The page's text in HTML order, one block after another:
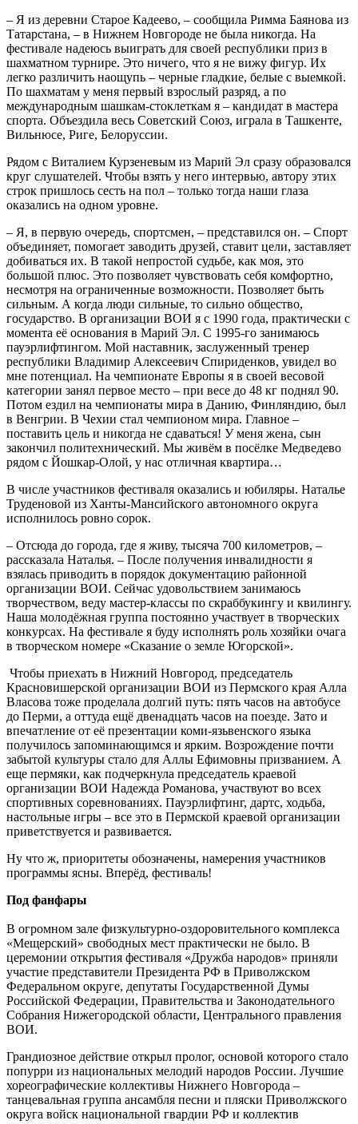
– Я из деревни Старое Кадеево, – сообщила Римма Баянова из
Татарстана, – в Нижнем Новгороде не была никогда. На
фестивале надеюсь выиграть для своей республики приз в
шахматном турнире. Это ничего, что я не вижу фигур. Их
легко различить наощупь – черные гладкие, белые с выемкой.
По шахматам у меня первый взрослый разряд, а по
международным шашкам-стоклеткам я – кандидат в мастера
спорта. Объездила весь Советский Союз, играла в Ташкенте,
Вильнюсе, Риге, Белоруссии.
Рядом с Виталием Курзеневым из Марий Эл сразу образовался
круг слушателей. Чтобы взять у него интервью, автору этих
строк пришлось сесть на пол – только тогда наши глаза
оказались на одном уровне.
– Я, в первую очередь, спорт­смен, – представился он. – Спорт
объединяет, помогает заводить друзей, ставит цели, заставляет
добиваться их. В такой непростой судьбе, как моя, это
большой плюс. Это позволяет чувствовать себя комфортно,
несмотря на ограниченные возможности. Позволяет быть
сильным. А когда люди сильные, то сильно общество,
государство. В организации ВОИ я с 1990 года, практически с
момента её основания в Марий Эл. С 1995-го занимаюсь
пауэрлифтингом. Мой наставник, заслуженный тренер
республики Владимир Алексеевич Спириденков, увидел во
мне потенциал. На чемпионате Европы я в своей весовой
категории занял первое место – при весе до 48 кг поднял 90.
Потом ездил на чемпионаты мира в Данию, Финляндию, был
в Венгрии. В Чехии стал чемпионом мира. Главное –
поставить цель и никогда не сдаваться! У меня жена, сын
закончил политехнический. Мы живём в посёлке Медведево
рядом с Йошкар-Олой, у нас отличная квартира…
В числе участников фестиваля оказались и юбиляры. Наталье
Труденовой из Ханты-Мансийского автономного округа
исполнилось ровно сорок.
– Отсюда до города, где я живу, тысяча 700 километров, –
рассказала Наталья. – После получения инвалидности я
взялась приводить в порядок документацию районной
организации ВОИ. Сейчас удовольствием занимаюсь
творчеством, веду мастер-классы по скраббукингу и квилингу.
Наша молодёжная группа постоянно участвует в творческих
конкурсах. На фестивале я буду исполнять роль хозяйки очага
в творческом номере «Сказание о земле Югорской».
Чтобы приехать в Нижний Новгород, председатель
Красновишерской организации ВОИ из Пермского края Алла
Власова тоже проделала долгий путь: пять часов на автобусе
до Перми, а оттуда ещё двенадцать часов на поезде. Зато и
впечатление от её презентации коми-язьвенского языка
получилось запоминающимся и ярким. Возрождение почти
забытой культуры стало для Аллы Ефимовны призванием. А
еще пермяки, как подчеркнула председатель краевой
организации ВОИ Надежда Романова, участвуют во всех
спортивных соревнованиях. Пауэрлифтинг, дартс, ходьба,
настольные игры – все это в Пермской краевой организации
приветствуется и развивается.
Ну что ж, приоритеты обозначены, намерения участников
программы ясны. Вперёд, фестиваль!
Под фанфары
В огромном зале физкультурно-оздоровительного комплекса
«Мещерский» свободных мест практически не было. В
церемонии открытия фестиваля «Дружба народов» приняли
участие представители Президента РФ в Приволжском
Федеральном округе, депутаты Государственной Думы
Российской Федерации, Правительства и Законодательного
Собрания Нижегородской области, Центрального правления
ВОИ.
Грандиозное действие открыл пролог, основой которого стало
попурри из национальных мелодий народов России. Лучшие
хореографические коллективы Нижнего Новгорода –
танцевальная группа ансамбля песни и пляски Приволжского
округа войск национальной гвардии РФ и коллектив